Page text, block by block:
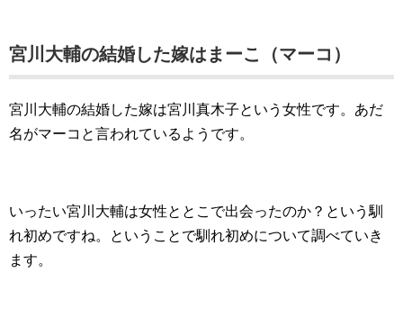
宮川大輔の結婚した嫁はまーこ（マーコ）
宮川大輔の結婚した嫁は宮川真木子という女性です。あだ
名がマーコと言われているようです。
いったい宮川大輔は女性ととこで出会ったのか？という馴
れ初めですね。ということで馴れ初めについて調べていき
ます。